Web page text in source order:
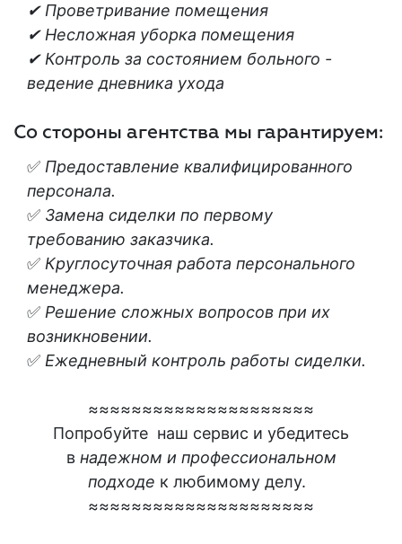
✔ Проветривание помещения
✔ Несложная уборка помещения
✔ Контроль за состоянием больного -
ведение дневника ухода
Со стороны агентства мы гарантируем:
✅ Предоставление квалифицированного
персонала.
✅ Замена сиделки по первому
требованию заказчика.
✅ Круглосуточная работа персонального
менеджера.
✅ Решение сложных вопросов при их
возникновении.
✅ Ежедневный контроль работы сиделки.
≈≈≈≈≈≈≈≈≈≈≈≈≈≈≈≈≈≈≈≈≈
Попробуйте наш сервис и убедитесь
в надежном и профессиональном
подходе к любимому делу.
≈≈≈≈≈≈≈≈≈≈≈≈≈≈≈≈≈≈≈≈≈